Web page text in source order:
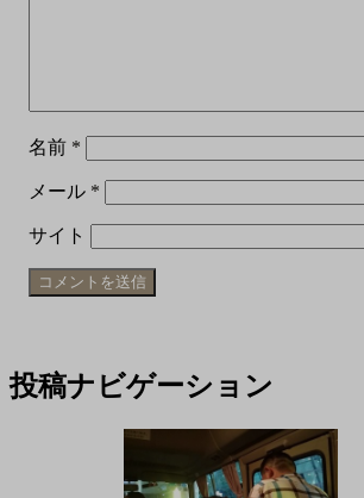
名前 *
メール *
サイト
投稿ナビゲーション